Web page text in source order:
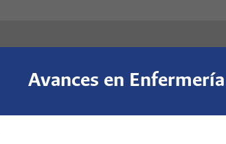
Avances en Enfermería